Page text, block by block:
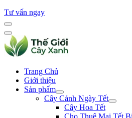
Tư vấn ngay
Trang Chủ
Giới thiệu
Sản phẩm
Cây Cảnh Ngày Tết
Cây Hoa Tết
Cho Thuê Mai Tết